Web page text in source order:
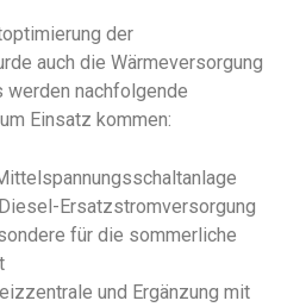
der
auch die Wärmeversorgung
werden nachfolgende
Einsatz kommen:
Ersatzstromversorgung
für die sommerliche
und Ergänzung mit